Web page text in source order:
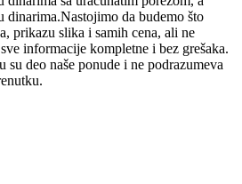
dinarima.Nastojimo da budemo što
prikazu slika i samih cena, ali ne
informacije kompletne i bez grešaka.
deo naše ponude i ne podrazumeva